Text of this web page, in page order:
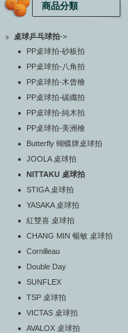
商品分類
桌球乒乓球拍->
PP桌球拍-砂板拍
PP桌球拍-八角拍
PP桌球拍-木曾檜
PP桌球拍-碳纖拍
PP桌球拍-純木拍
PP桌球拍-美洲檜
Butterfly 蝴蝶牌桌球拍
JOOLA 桌球拍
NITTAKU 桌球拍
STIGA 桌球拍
YASAKA 桌球拍
紅雙喜 桌球拍
CHANG MIN 暢敏 桌球拍
Cornilleau
Double Day
SUNFLEX
TSP 桌球拍
VICTAS 桌球拍
AVALOX 桌球拍